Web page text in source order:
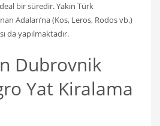
bir süredir. Yakın Türk
Adaları’na (Kos, Leros, Rodos vb.)
da yapılmaktadır.
Dubrovnik
Yat Kiralama